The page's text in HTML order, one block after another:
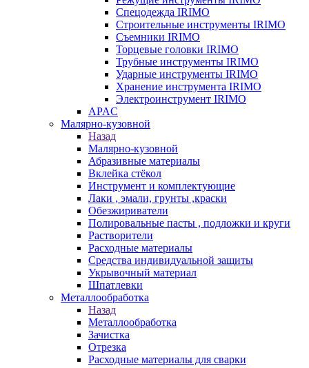
Спецодежда IRIMO
Строительные инструменты IRIMO
Съемники IRIMO
Торцевые головки IRIMO
Трубные инструменты IRIMO
Ударные инструменты IRIMO
Хранение инструмента IRIMO
Электроинструмент IRIMO
APAC
Малярно-кузовной
Назад
Малярно-кузовной
Абразивные материалы
Вклейка стёкол
Инструмент и комплектующие
Лаки , эмали, грунты ,краски
Обезжириватели
Полировальные пасты , подложки и круги
Растворители
Расходные материалы
Средства индивидуальной защиты
Укрывочный материал
Шпатлевки
Металлообработка
Назад
Металлообработка
Зачистка
Отрезка
Расходные материалы для сварки